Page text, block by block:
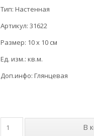
Тип: Настенная
Артикул: 31622
Размер: 10 x 10 см
Ед. изм.: кв.м.
Доп.инфо: Глянцевая